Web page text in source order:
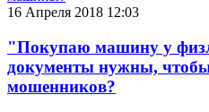
16 Апреля 2018 12:03
"Покупаю машину у
документы нужны, чтобы
мошенников?